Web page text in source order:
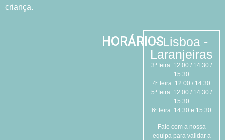
criança.
HORÁRIOS- Lisboa -
Laranjeiras
3ª feira: 12:00 / 14:30 /
15:30
4ª feira: 12:00 / 14:30
5ª feira: 12:00 / 14:30 /
15:30
6ª feira: 14:30 e 15:30
Fale com a nossa
equipa para validar a